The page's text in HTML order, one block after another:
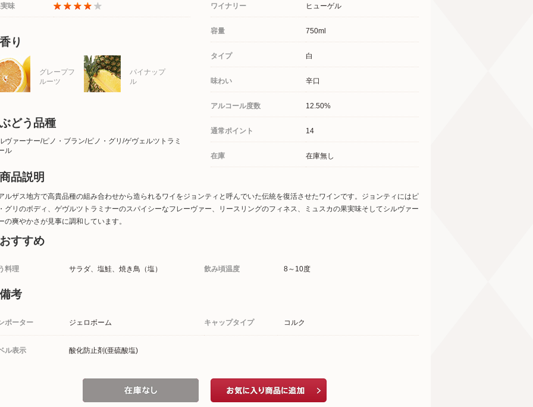
ワイナリー ヒューゲル
容量 750ml
タイプ 白
味わい 辛口
アルコール度数 12.50%
通常ポイント 14
在庫 在庫無し
味
香り
グレープフ
ルーツ
パイナップ
ル
ぶどう品種
ヴァーナー/ピノ・ブラン/ピノ・グリ/ゲヴェルツトラミ
ル
商品説明
ルザス地方で高貴品種の組み合わせから造られるワイをジョンティと呼んでいた伝統を復活させたワインです。ジョンティにはピ
グリのボディ、ゲヴルツトラミナーのスパイシーなフレーヴァー、リースリングのフィネス、ミュスカの果実味そしてシルヴァー
の爽やかさが見事に調和しています。
おすすめ
料理 サラダ、塩鮭、焼き鳥（塩） 飲み頃温度 8～10度
備考
ポーター ジェロボーム キャップタイプ コルク
ル表示 酸化防止剤(亜硫酸塩)